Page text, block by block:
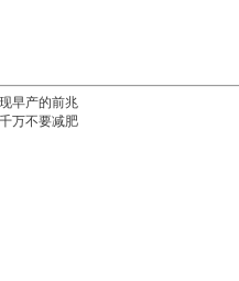
早产的前兆
万不要减肥